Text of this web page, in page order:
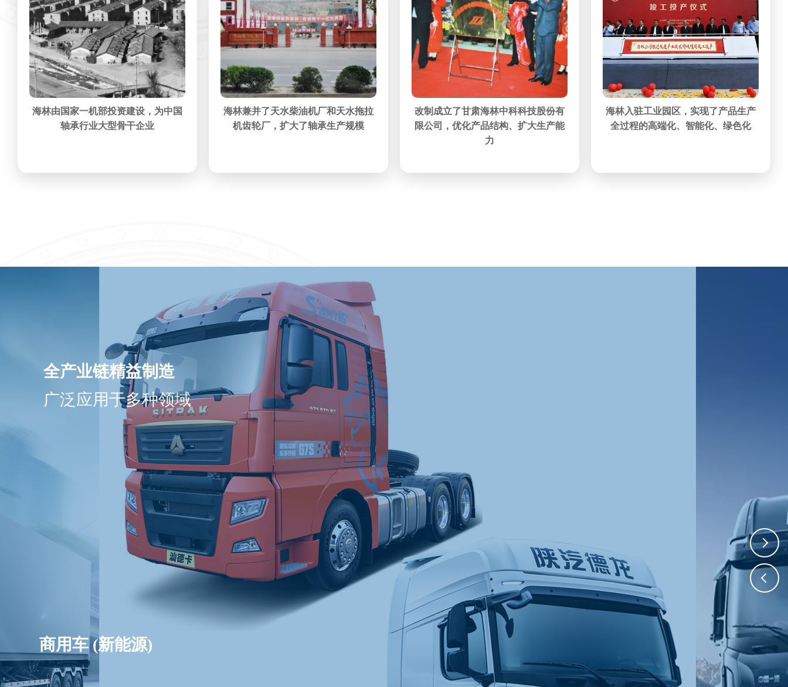
海林由国家一机部投资建设，为中国
轴承行业大型骨干企业
海林兼并了天水柴油机厂和天水拖拉
机齿轮厂，扩大了轴承生产规模
改制成立了甘肃海林中科科技股份有
限公司，优化产品结构、扩大生产能
力
海林入驻工业园区，实现了产品生产
全过程的高端化、智能化、绿色化
全产业链精益制造
广泛应用于多种领域
商用车 (新能源)
乘用车 (新能源)